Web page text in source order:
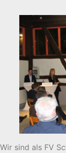
Wir sind als FV